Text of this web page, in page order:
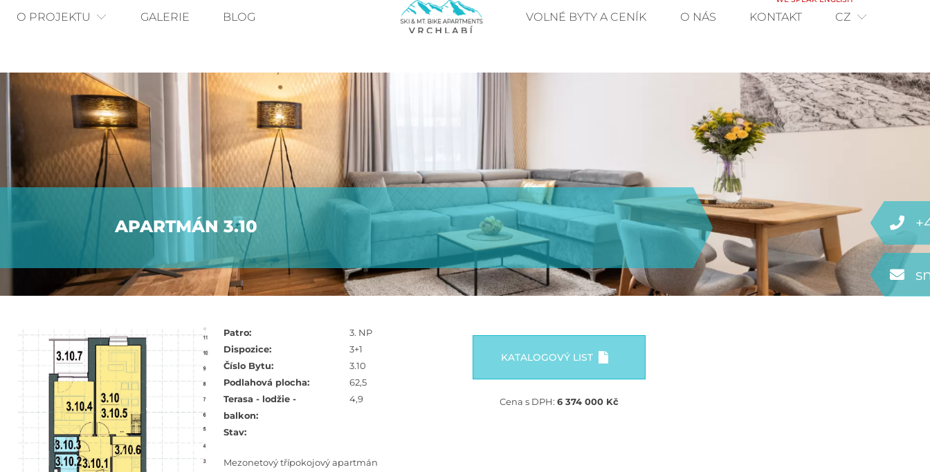
O PROJEKTU GALERIE BLOG VOLNÉ BYTY A CENÍK O NÁS KONTAKT CZ
APARTMÁN 3.10
Patro:
3. NP
Dispozice:
3+1
Číslo Bytu:
3.10
Podlahová plocha:
62,5
Terasa - lodžie -
balkon:
4,9
Stav:
Mezonetový třípokojový apartmán
KATALOGOVÝ LIST
Cena s DPH: 6 374 000 Kč